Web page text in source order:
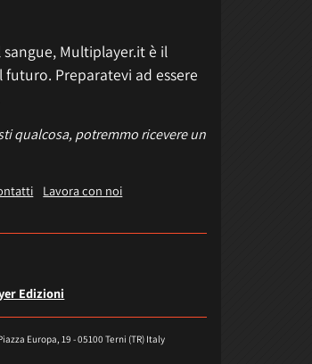
Multiplayer.it è il
Preparatevi ad essere
qualcosa, potremmo ricevere un
Lavora con noi
Edizioni
Europa, 19 - 05100 Terni (TR) Italy